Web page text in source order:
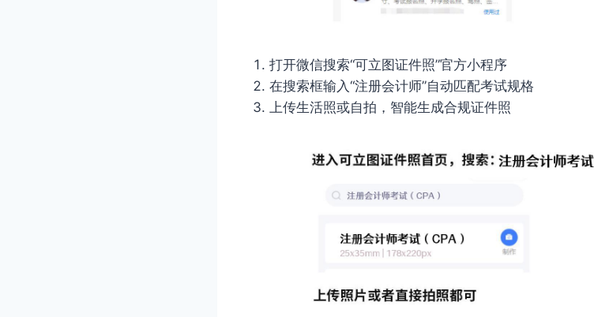
打开微信搜索“可立图证件照”官方小程序
在搜索框输入“注册会计师”自动匹配考试规格
上传生活照或自拍，智能生成合规证件照